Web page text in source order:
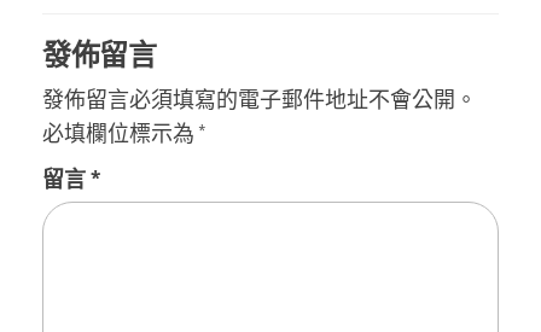
發佈留言
發佈留言必須填寫的電子郵件地址不會公開。
必填欄位標示為 *
留言*